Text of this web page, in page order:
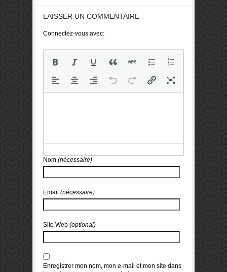
LAISSER UN COMMENTAIRE
Connectez-vous avec:
Nom (nécessaire)
Email (nécessaire)
Site Web (optional)
Enregistrer mon nom, mon e-mail et mon site dans